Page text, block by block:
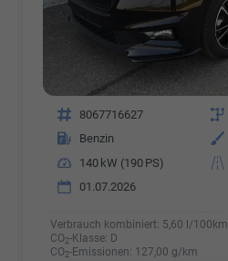
Fahrzeugnr. 8067716627 Getriebe
Kraftstoff
Benzin Außenfarbe
Leistung
140 kW (190 PS) Kilometerstand
01.07.2026
Verbrauch kombiniert: 5,60 l/100km
CO2-Klasse: D
CO2-Emissionen: 127,00 g/km